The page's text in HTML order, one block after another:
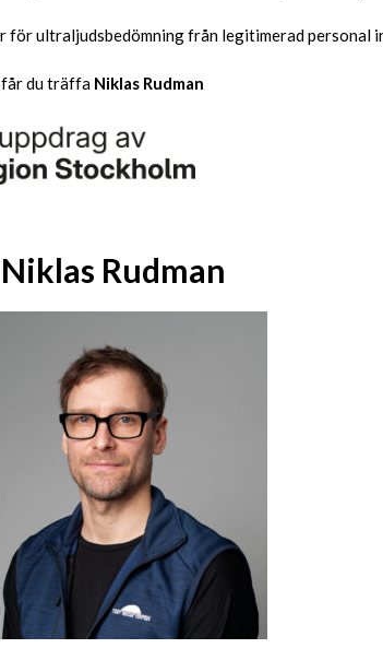
för ultraljudsbedömning från legitimerad personal
får du träffa Niklas Rudman
Niklas Rudman